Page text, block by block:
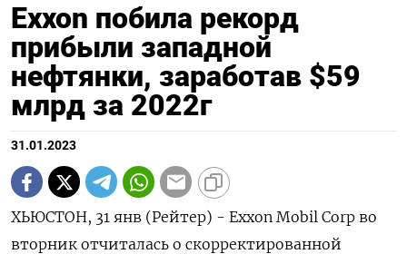
Exxon побила рекорд
прибыли западной
нефтянки, заработав $59
млрд за 2022г
31.01.2023
ХЬЮСТОН, 31 янв (Рейтер) - Exxon Mobil Corp во
вторник отчиталась о скорректированной